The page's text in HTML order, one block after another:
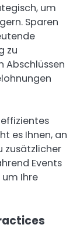
um
Sparen
zu
Abschlüssen
es Ihnen, an
zusätzlicher
Events
um Ihre